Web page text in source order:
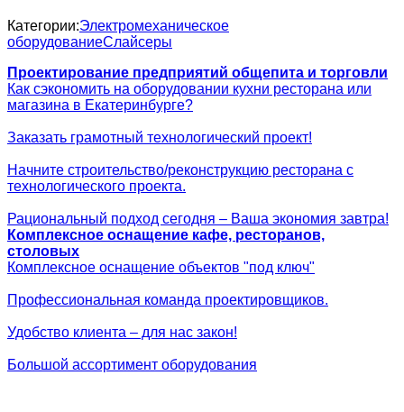
Категории:Электромеханическое
оборудованиеСлайсеры
Проектирование предприятий общепита и торговли
Как сэкономить на оборудовании кухни ресторана или
магазина в Екатеринбурге?
Заказать грамотный технологический проект!
Начните строительство/реконструкцию ресторана с
технологического проекта.
Рациональный подход сегодня – Ваша экономия завтра!
Комплексное оснащение кафе, ресторанов,
столовых
Комплексное оснащение объектов "под ключ"
Профессиональная команда проектировщиков.
Удобство клиента – для нас закон!
Большой ассортимент оборудования